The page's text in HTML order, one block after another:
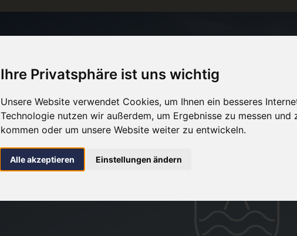
Ihre Privatsphäre ist uns wichtig
Unsere Website verwendet Cookies, um Ihnen ein besseres
Technologie nutzen wir außerdem, um Ergebnisse zu messen und
kommen oder um unsere Website weiter zu entwickeln.
Alle akzeptieren Einstellungen ändern